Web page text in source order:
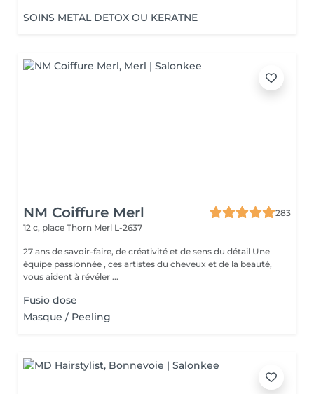
SOINS METAL DETOX OU KERATNE
NM Coiffure Merl
283
12 c, place Thorn Merl L-2637
27 ans de savoir-faire, de créativité et de sens du détail Une
équipe passionnée , ces artistes du cheveux et de la beauté,
vous aident à révéler ...
Fusio dose
Masque / Peeling